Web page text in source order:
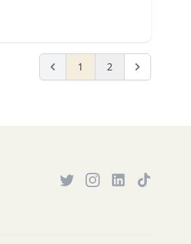
1 2